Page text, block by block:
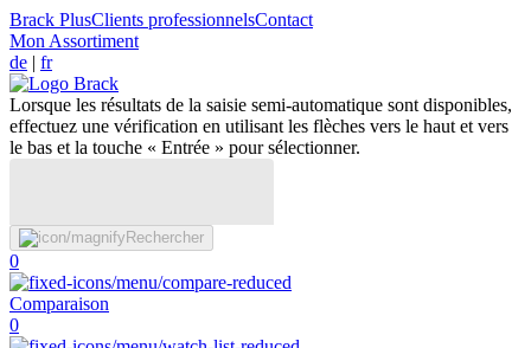
Brack PlusClients professionnelsContact
Mon Assortiment
de | fr
Lorsque les résultats de la saisie semi-automatique sont disponibles,
effectuez une vérification en utilisant les flèches vers le haut et vers
le bas et la touche « Entrée » pour sélectionner.
Rechercher
0
Comparaison
0